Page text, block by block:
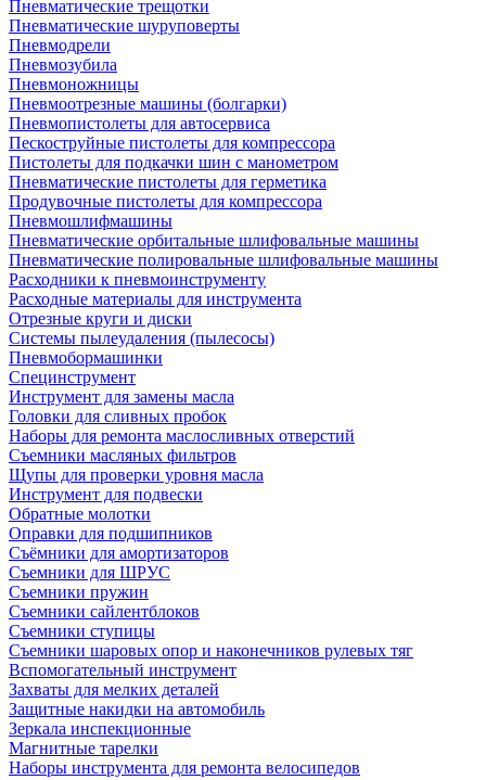
Пневматические трещотки
Пневматические шуруповерты
Пневмодрели
Пневмозубила
Пневмоножницы
Пневмоотрезные машины (болгарки)
Пневмопистолеты для автосервиса
Пескоструйные пистолеты для компрессора
Пистолеты для подкачки шин с манометром
Пневматические пистолеты для герметика
Продувочные пистолеты для компрессора
Пневмошлифмашины
Пневматические орбитальные шлифовальные машины
Пневматические полировальные шлифовальные машины
Расходники к пневмоинструменту
Расходные материалы для инструмента
Отрезные круги и диски
Системы пылеудаления (пылесосы)
Пневмобормашинки
Специнструмент
Инструмент для замены масла
Головки для сливных пробок
Наборы для ремонта маслосливных отверстий
Съемники масляных фильтров
Щупы для проверки уровня масла
Инструмент для подвески
Обратные молотки
Оправки для подшипников
Съёмники для амортизаторов
Съемники для ШРУС
Съемники пружин
Съемники сайлентблоков
Съемники ступицы
Съемники шаровых опор и наконечников рулевых тяг
Вспомогательный инструмент
Захваты для мелких деталей
Защитные накидки на автомобиль
Зеркала инспекционные
Магнитные тарелки
Наборы инструмента для ремонта велосипедов